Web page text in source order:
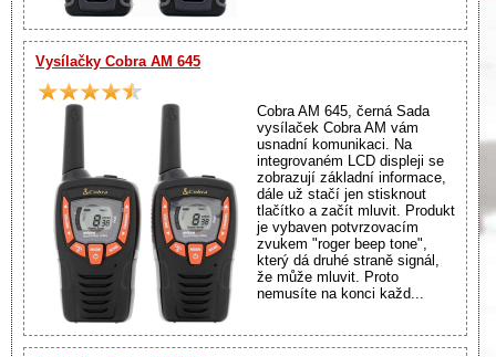
Vysílačky Cobra AM 645
Cobra AM 645, černá Sada
vysílaček Cobra AM vám
usnadní komunikaci. Na
integrovaném LCD displeji se
zobrazují základní informace,
dále už stačí jen stisknout
tlačítko a začít mluvit. Produkt
je vybaven potvrzovacím
zvukem "roger beep tone",
který dá druhé straně signál,
že může mluvit. Proto
nemusíte na konci každ...